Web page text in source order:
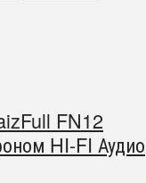
FN12
HI-FI Аудио